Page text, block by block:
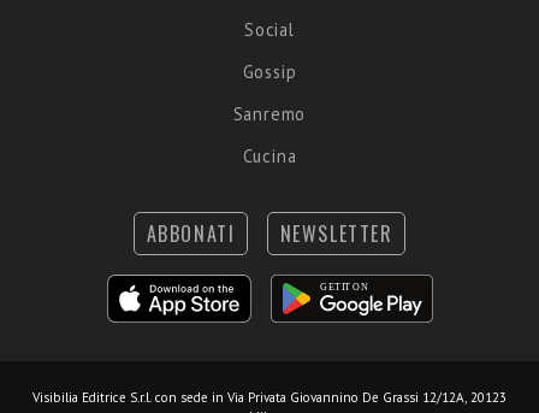
Social
Gossip
Sanremo
Cucina
ABBONATI NEWSLETTER
Visibilia Editrice S.r.l. con sede in Via Privata Giovannino De Grassi 12/12A, 20123